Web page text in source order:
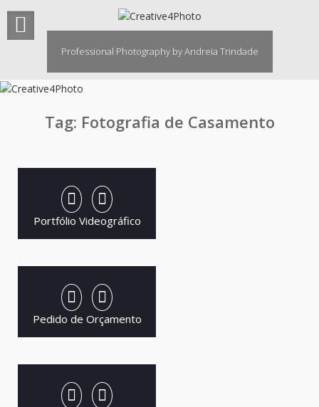
content
Professional Photography by Andreia Trindade
Tag: Fotografia de Casamento
Portfólio Videográfico
Pedido de Orçamento